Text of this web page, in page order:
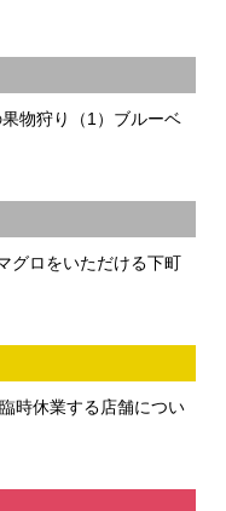
物狩り（1）ブルーベ
グロをいただける下町
時休業する店舗につい